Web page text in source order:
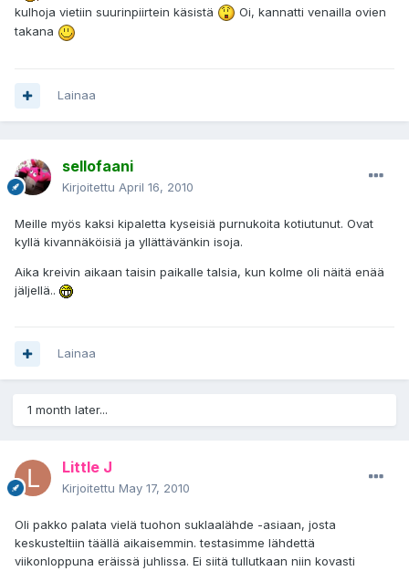
kulhoja vietiin suurinpiirtein käsistä
Oi, kannatti venailla ovien
takana
Lainaa
sellofaani
Kirjoitettu April 16, 2010
Meille myös kaksi kipaletta kyseisiä purnukoita kotiutunut. Ovat
kyllä kivannäköisiä ja yllättävänkin isoja.
Aika kreivin aikaan taisin paikalle talsia, kun kolme oli näitä enää
jäljellä..
Lainaa
1 month later...
Little J
Kirjoitettu May 17, 2010
Oli pakko palata vielä tuohon suklaalähde -asiaan, josta
keskusteltiin täällä aikaisemmin. testasimme lähdettä
viikonloppuna eräissä juhlissa. Ei siitä tullutkaan niin kovasti